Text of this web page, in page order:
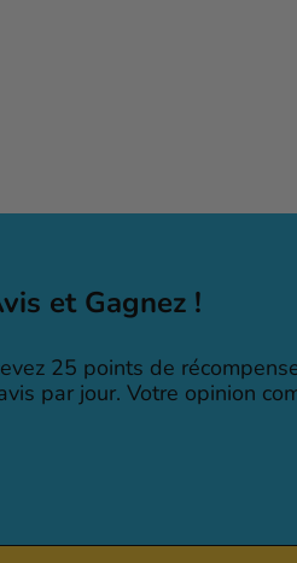
et Gagnez !
25 points de
par jour. Votre opinion